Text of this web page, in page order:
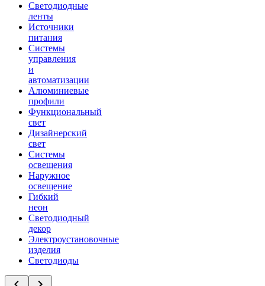
Светодиодные
ленты
Источники
питания
Системы
управления
и
автоматизации
Алюминиевые
профили
Функциональный
свет
Дизайнерский
свет
Системы
освещения
Наружное
освещение
Гибкий
неон
Светодиодный
декор
Электроустановочные
изделия
Светодиоды